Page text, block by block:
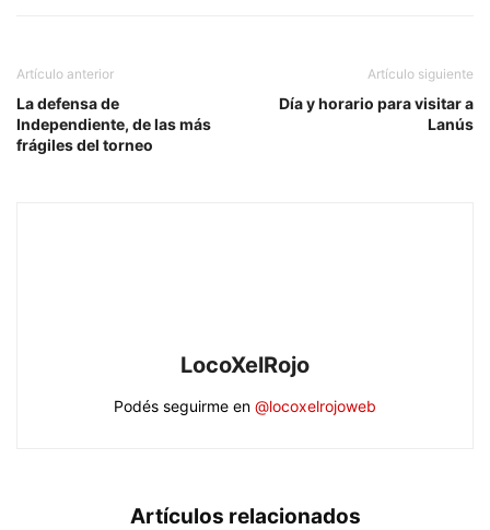
Artículo anterior
La defensa de
Independiente, de las más
frágiles del torneo
Artículo siguiente
Día y horario para visitar a
Lanús
LocoXelRojo
Podés seguirme en @locoxelrojoweb
Artículos relacionados